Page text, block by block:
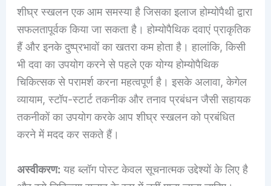
शीघ्र स्खलन एक आम समस्या है जिसका इलाज होम्योपैथी द्वारा
सफलतापूर्वक किया जा सकता है। होम्योपैथिक दवाएं प्राकृतिक
हैं और इनके दुष्प्रभावों का खतरा कम होता है। हालांकि, किसी
भी दवा का उपयोग करने से पहले एक योग्य होम्योपैथिक
चिकित्सक से परामर्श करना महत्वपूर्ण है। इसके अलावा, केगेल
व्यायाम, स्टॉप-स्टार्ट तकनीक और तनाव प्रबंधन जैसी सहायक
तकनीकों का उपयोग करके आप शीघ्र स्खलन को प्रबंधित
करने में मदद कर सकते हैं।
अस्वीकरण: यह ब्लॉग पोस्ट केवल सूचनात्मक उद्देश्यों के लिए है